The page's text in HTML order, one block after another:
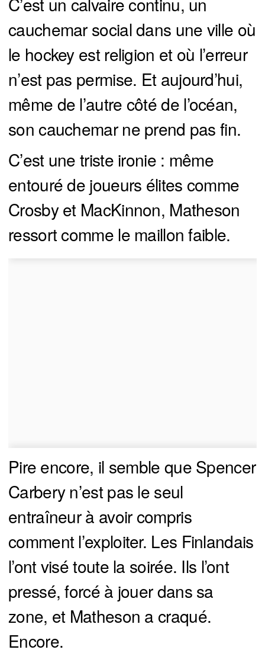
cauchemar social dans une ville où
le hockey est religion et où l’erreur
n’est pas permise. Et aujourd’hui,
même de l’autre côté de l’océan,
son cauchemar ne prend pas fin.
C’est une triste ironie : même
entouré de joueurs élites comme
Crosby et MacKinnon, Matheson
ressort comme le maillon faible.
Pire encore, il semble que Spencer
Carbery n’est pas le seul
entraîneur à avoir compris
comment l’exploiter. Les Finlandais
l’ont visé toute la soirée. Ils l’ont
pressé, forcé à jouer dans sa
zone, et Matheson a craqué.
Encore.